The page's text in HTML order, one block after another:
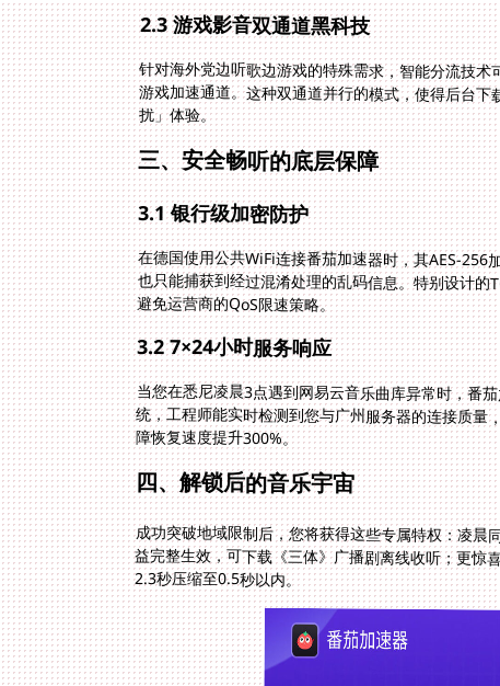
2.3 游戏影音双通道黑科技
针对海外党边听歌边游戏的特殊需求，智能分流技
游戏加速通道。这种双通道并行的模式，使得后台
扰」体验。
三、安全畅听的底层保障
3.1 银行级加密防护
在德国使用公共WiFi连接番茄加速器时，其AES-
也只能捕获到经过混淆处理的乱码信息。特别设计
避免运营商的QoS限速策略。
3.2 7×24小时服务响应
当您在悉尼凌晨3点遇到网易云音乐曲库异常时，番
统，工程师能实时检测到您与广州服务器的连接质
障恢复速度提升300%。
四、解锁后的音乐宇宙
成功突破地域限制后，您将获得这些专属特权：凌晨
益完整生效，可下载《三体》广播剧离线收听；更
2.3秒压缩至0.5秒以内。